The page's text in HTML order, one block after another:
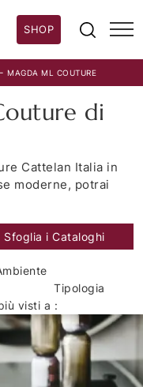
SHOP
- MAGDA ML COUTURE
di
Cattelan Italia in
moderne, potrai
Sfoglia i Cataloghi
Tipologia
visti a :